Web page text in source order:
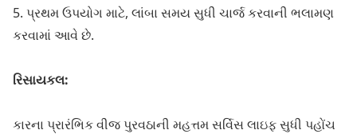
5. પ્રથમ ઉપયોગ માટે, લાંબા સમય સુધી ચાર્જ કરવાની ભલામણ
કરવામાં આવે છે.
રિસાયકલ:
કારના પ્રારંભિક વીજ પુરવઠાની મહત્તમ સર્વિસ લાઇફ સુધી પહોંચ